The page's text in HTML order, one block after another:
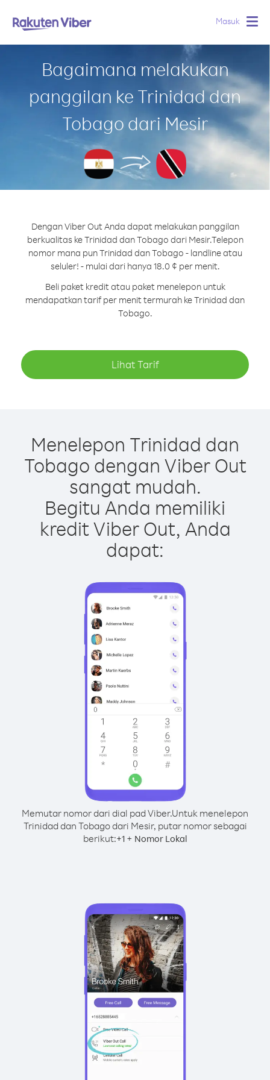
Masuk
Bagaimana melakukan
panggilan ke Trinidad dan
Tobago dari Mesir
Dengan Viber Out Anda dapat melakukan panggilan
berkualitas ke Trinidad dan Tobago dari Mesir.Telepon
nomor mana pun Trinidad dan Tobago - landline atau
seluler! - mulai dari hanya 18.0 ¢ per menit.
Beli paket kredit atau paket menelepon untuk
mendapatkan tarif per menit termurah ke Trinidad dan
Tobago.
Lihat Tarif
Menelepon Trinidad dan
Tobago dengan Viber Out
sangat mudah.
Begitu Anda memiliki
kredit Viber Out, Anda
dapat:
Memutar nomor dari dial pad Viber.Untuk menelepon
Trinidad dan Tobago dari Mesir, putar nomor sebagai
berikut:+1+ Nomor Lokal